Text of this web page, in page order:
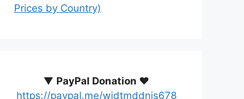
Prices by Country)
▼ PayPal Donation ♥️
https://paypal.me/wjdtmddnjs678